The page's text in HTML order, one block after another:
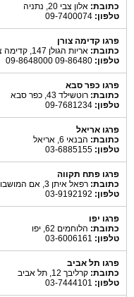
כתובת: אלון צבי 20, נתניה
טלפון:
פרגו קדימה צורן
כתובת: אריות הגולן 147, קדימה צורן
טלפון:
פרגו כפר סבא
כתובת: רוטשילד 43, כפר סבא
טלפון:
פרגו אריאל
כתובת: הבנאי 6, אריאל
טלפון:
פרגו פתח תקווה
כתובת: רפאל איתן 3, אם המושבות, פתח תקווה
טלפון:
פרגו יפו
כתובת: הלוחמים 62, יפו
טלפון:
פרגו תל אביב
כתובת: קרליבך 12, תל אביב
טלפון: